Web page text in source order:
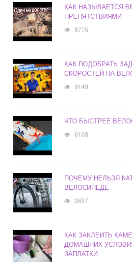
КАК НАЗЫВАЕТСЯ
ПРЕПЯТСТВИЯМИ
8775
КАК ПОДОБРАТЬ
СКОРОСТЕЙ НА
9149
ЧТО БЫСТРЕЕ
6168
ПОЧЕМУ НЕЛЬЗЯ
ВЕЛОСИПЕДЕ
3697
КАК ЗАКЛЕИТЬ
ДОМАШНИХ
ЗАПЛАТКИ